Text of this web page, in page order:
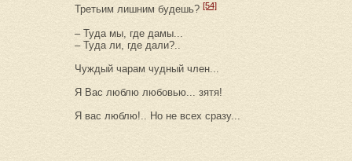
Третьим лишним будешь? [54]
– Туда мы, где дамы...
– Туда ли, где дали?..
Чуждый чарам чудный член...
Я Вас люблю любовью... зятя!
Я вас люблю!.. Но не всех сразу...